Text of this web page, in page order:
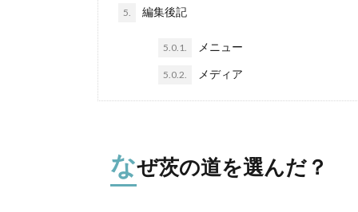
5. 編集後記
5.0.1. メニュー
5.0.2. メディア
なぜ茨の道を選んだ？